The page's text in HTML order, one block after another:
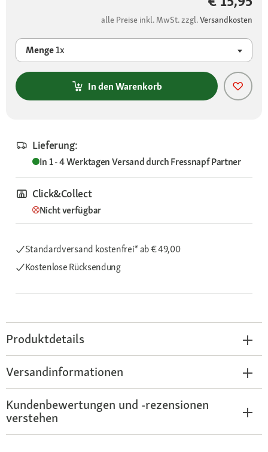
alle Preise inkl. MwSt. zzgl.Versandkosten
Menge1x
In den Warenkorb
Lieferung:
In 1 - 4 WerktagenVersand durchFressnapf Partner
Click&Collect
Nicht verfügbar
Standardversand kostenfrei*ab € 49,00
Kostenlose Rücksendung
Produktdetails
Versandinformationen
Kundenbewertungen und -rezensionen
verstehen